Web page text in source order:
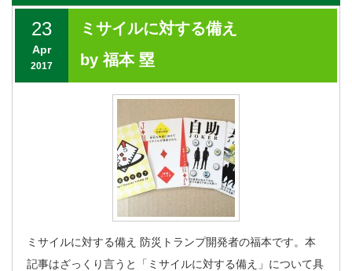
23
Apr
2017
ミサイルに対する備え
by 福本 塁
ミサイルに対する備え 防災トランプ開発者の福本です。本
記事はざっくり言うと「ミサイルに対する備え」について具